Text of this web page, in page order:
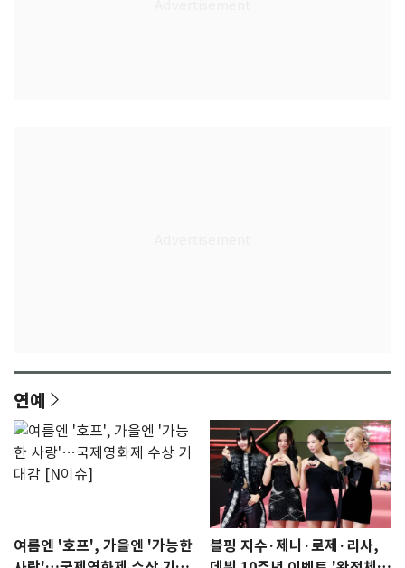
연예
여름엔 '호프', 가을엔 '가능한
블핑 지수·제니·로제·리사,